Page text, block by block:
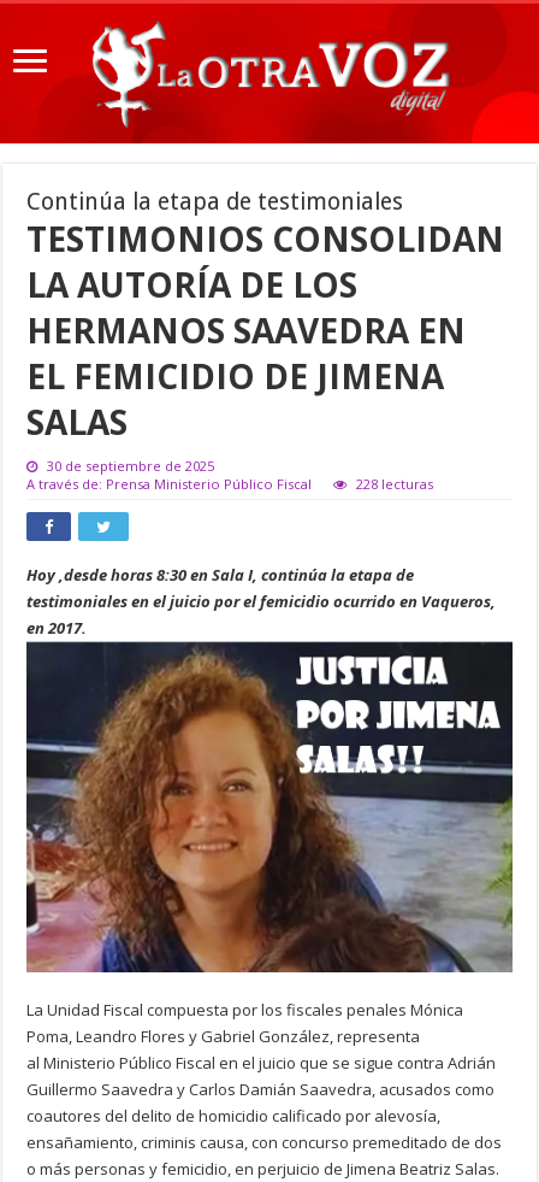
Continúa la etapa de testimoniales
TESTIMONIOS CONSOLIDAN
LA AUTORÍA DE LOS
HERMANOS SAAVEDRA EN
EL FEMICIDIO DE JIMENA
SALAS
30 de septiembre de 2025
A través de: Prensa Ministerio Público Fiscal
228 lecturas
Hoy ,desde horas 8:30 en Sala I, continúa la etapa de
testimoniales en el juicio por el femicidio ocurrido en Vaqueros,
en 2017.
La Unidad Fiscal compuesta por los fiscales penales Mónica
Poma, Leandro Flores y Gabriel González, representa
al Ministerio Público Fiscal en el juicio que se sigue contra Adrián
Guillermo Saavedra y Carlos Damián Saavedra, acusados como
coautores del delito de homicidio calificado por alevosía,
ensañamiento, criminis causa, con concurso premeditado de dos
o más personas y femicidio, en perjuicio de Jimena Beatriz Salas.